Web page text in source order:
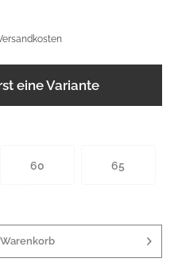
eine Variante
60 65
Warenkorb